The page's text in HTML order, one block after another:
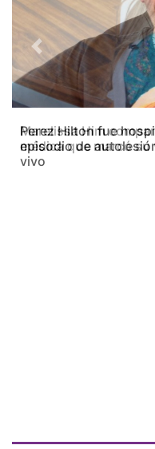
Marelissa Him
médica que marcó su
Previous